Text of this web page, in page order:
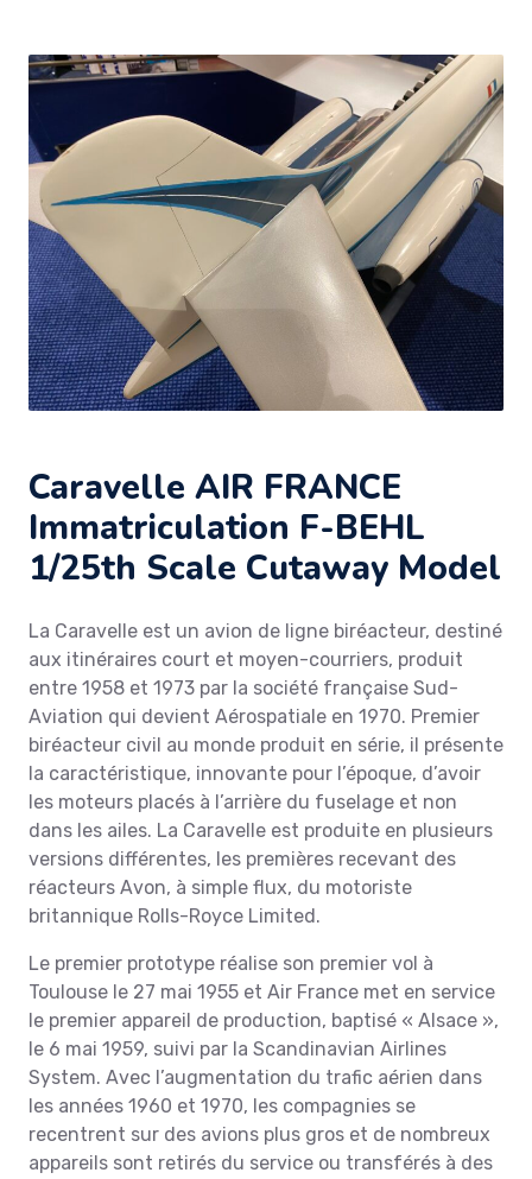
Caravelle AIR FRANCE
Immatriculation F-BEHL
1/25th Scale Cutaway Model
La Caravelle est un avion de ligne biréacteur, destiné
aux itinéraires court et moyen-courriers, produit
entre 1958 et 1973 par la société française Sud-
Aviation qui devient Aérospatiale en 1970. Premier
biréacteur civil au monde produit en série, il présente
la caractéristique, innovante pour l’époque, d’avoir
les moteurs placés à l’arrière du fuselage et non
dans les ailes. La Caravelle est produite en plusieurs
versions différentes, les premières recevant des
réacteurs Avon, à simple flux, du motoriste
britannique Rolls-Royce Limited.
Le premier prototype réalise son premier vol à
Toulouse le 27 mai 1955 et Air France met en service
le premier appareil de production, baptisé « Alsace »,
le 6 mai 1959, suivi par la Scandinavian Airlines
System. Avec l’augmentation du trafic aérien dans
les années 1960 et 1970, les compagnies se
recentrent sur des avions plus gros et de nombreux
appareils sont retirés du service ou transférés à des